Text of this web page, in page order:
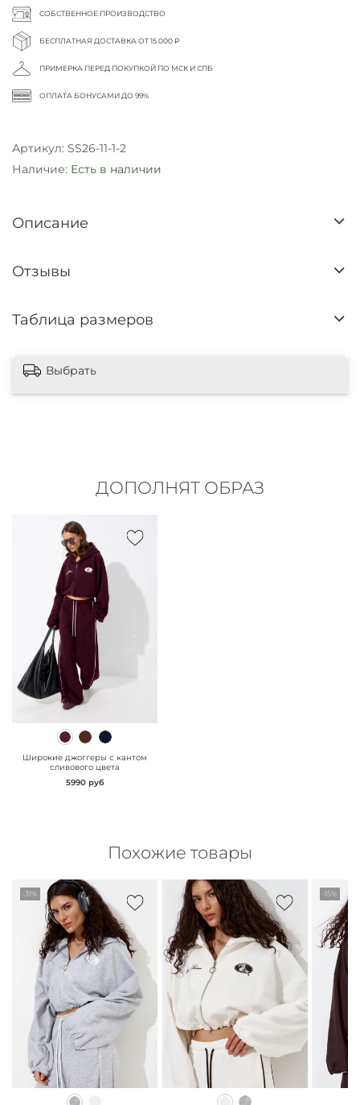
СОБСТВЕННОЕ ПРОИЗВОДСТВО
БЕСПЛАТНАЯ ДОСТАВКА ОТ 15 000 ₽
ПРИМЕРКА ПЕРЕД ПОКУПКОЙ ПО МСК И СПБ
ОПЛАТА БОНУСАМИ ДО 99%
Артикул: SS26-11-1-2
Наличие: Есть в наличии
Описание
Отзывы
Таблица размеров
Выбрать
ДОПОЛНЯТ ОБРАЗ
" class="js-prevent-
images">
Широкие джоггеры с кантом
сливового цвета
5990 руб
Похожие товары
-31%
" class="js-prevent-
" class="js-prevent-
-15%